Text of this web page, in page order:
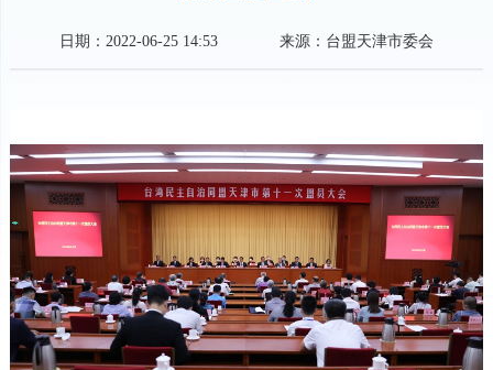
日期：2022-06-25 14:53 来源：台盟天津市委会